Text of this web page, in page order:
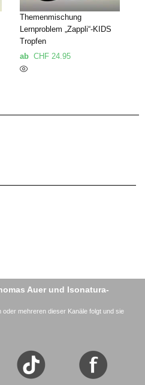
Themenmischung
Lernproblem „Zappli“-KIDS
Tropfen
ab CHF 24.95
Auer und Isonatura-
mehreren dieser Kanäle folgt und sie